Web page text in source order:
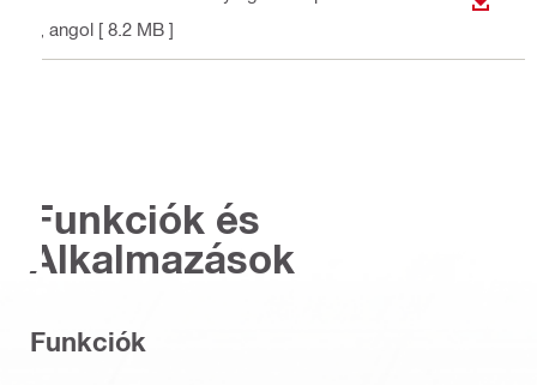
, angol [ 8.2 MB ]
Funkciók és
Alkalmazások
Funkciók